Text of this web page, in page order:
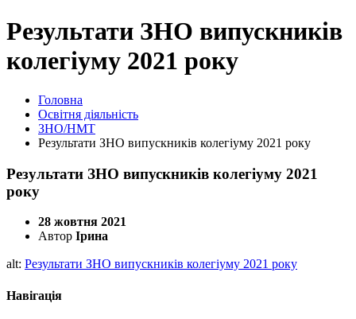
Результати ЗНО випускників
колегіуму 2021 року
Головна
Освітня діяльність
ЗНО/НМТ
Результати ЗНО випускників колегіуму 2021 року
Результати ЗНО випускників колегіуму 2021
року
28 жовтня 2021
Автор Ірина
alt: Результати ЗНО випускників колегіуму 2021 року
Навігація